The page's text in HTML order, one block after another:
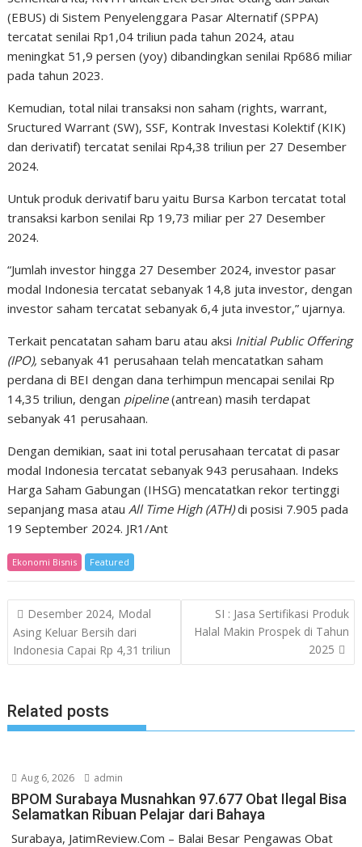
(EBUS) di Sistem Penyelenggara Pasar Alternatif (SPPA)
tercatat senilai Rp1,04 triliun pada tahun 2024, atau
meningkat 51,9 persen (yoy) dibandingkan senilai Rp686 miliar
pada tahun 2023.
Kemudian, total nilai transaksi non saham (rights, warrant,
Sructured Warrant (SW), SSF, Kontrak Investasi Kolektif (KIK)
dan derivatif) tercatat senilai Rp4,38 triliun per 27 Desember
2024.
Untuk produk derivatif baru yaitu Bursa Karbon tercatat total
transaksi karbon senilai Rp 19,73 miliar per 27 Desember
2024.
“Jumlah investor hingga 27 Desember 2024, investor pasar
modal Indonesia tercatat sebanyak 14,8 juta investor, dengan
investor saham tercatat sebanyak 6,4 juta investor,” ujarnya.
Terkait pencatatan saham baru atau aksi Initial Public Offering
(IPO), sebanyak 41 perusahaan telah mencatatkan saham
perdana di BEI dengan dana terhimpun mencapai senilai Rp
14,35 triliun, dengan pipeline(antrean) masih terdapat
sebanyak 41 perusahaan.
Dengan demikian, saat ini total perusahaan tercatat di pasar
modal Indonesia tercatat sebanyak 943 perusahaan. Indeks
Harga Saham Gabungan (IHSG) mencatatkan rekor tertinggi
sepanjang masa atau All Time High (ATH)di posisi 7.905 pada
19 September 2024. JR1/Ant
Ekonomi Bisnis Featured
Post
navigation
Desember 2024, Modal
Asing Keluar Bersih dari
Indonesia Capai Rp 4,31 triliun
SI : Jasa Sertifikasi Produk
Halal Makin Prospek di Tahun
2025
Related posts
Aug 6, 2026 admin
BPOM Surabaya Musnahkan 97.677 Obat Ilegal Bisa
Selamatkan Ribuan Pelajar dari Bahaya
Surabaya, JatimReview.Com – Balai Besar Pengawas Obat